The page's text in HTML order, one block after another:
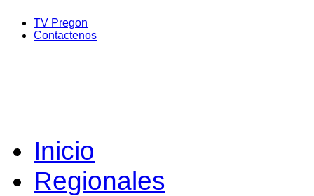
TV Pregon
Contactenos
Inicio
Regionales